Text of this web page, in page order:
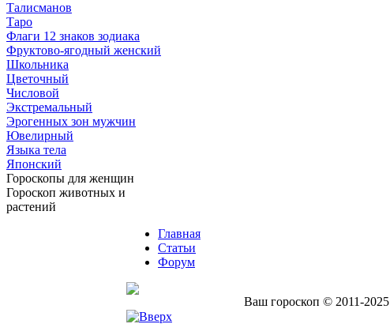
Талисманов
Таро
Флаги 12 знаков зодиака
Фруктово-ягодный женский
Школьника
Цветочный
Числовой
Экстремальный
Эрогенных зон мужчин
Ювелирный
Языка тела
Японский
Гороскопы для женщин
Гороскоп животных и
растений
Главная
Статьи
Форум
Ваш гороскоп © 2011-2025